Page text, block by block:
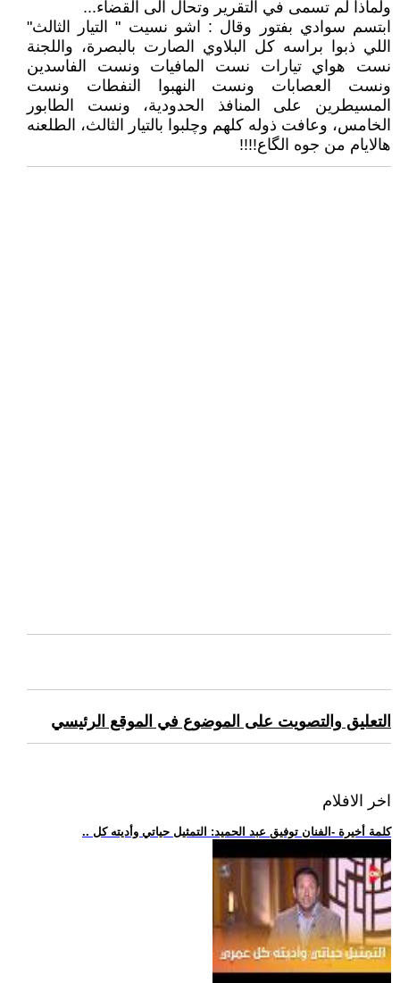
ولماذا لم تسمى في التقرير وتحال الى القضاء...
ابتسم سوادي بفتور وقال : اشو نسيت " التيار الثالث"
اللي ذبوا براسه كل البلاوي الصارت بالبصرة، واللجنة
نست هواي تيارات نست المافيات ونست الفاسدين
ونست العصابات ونست النهبوا النفطات ونست
المسيطرين على المنافذ الحدودية، ونست الطابور
الخامس، وعافت ذوله كلهم وچلبوا بالتيار الثالث، الطلعنه
هالايام من جوه الگاع!!!!
التعليق والتصويت على الموضوع في الموقع الرئيسي
اخر الافلام
.. كلمة أخيرة -الفنان توفيق عبد الحميد: التمثيل حياتي وأديته كل